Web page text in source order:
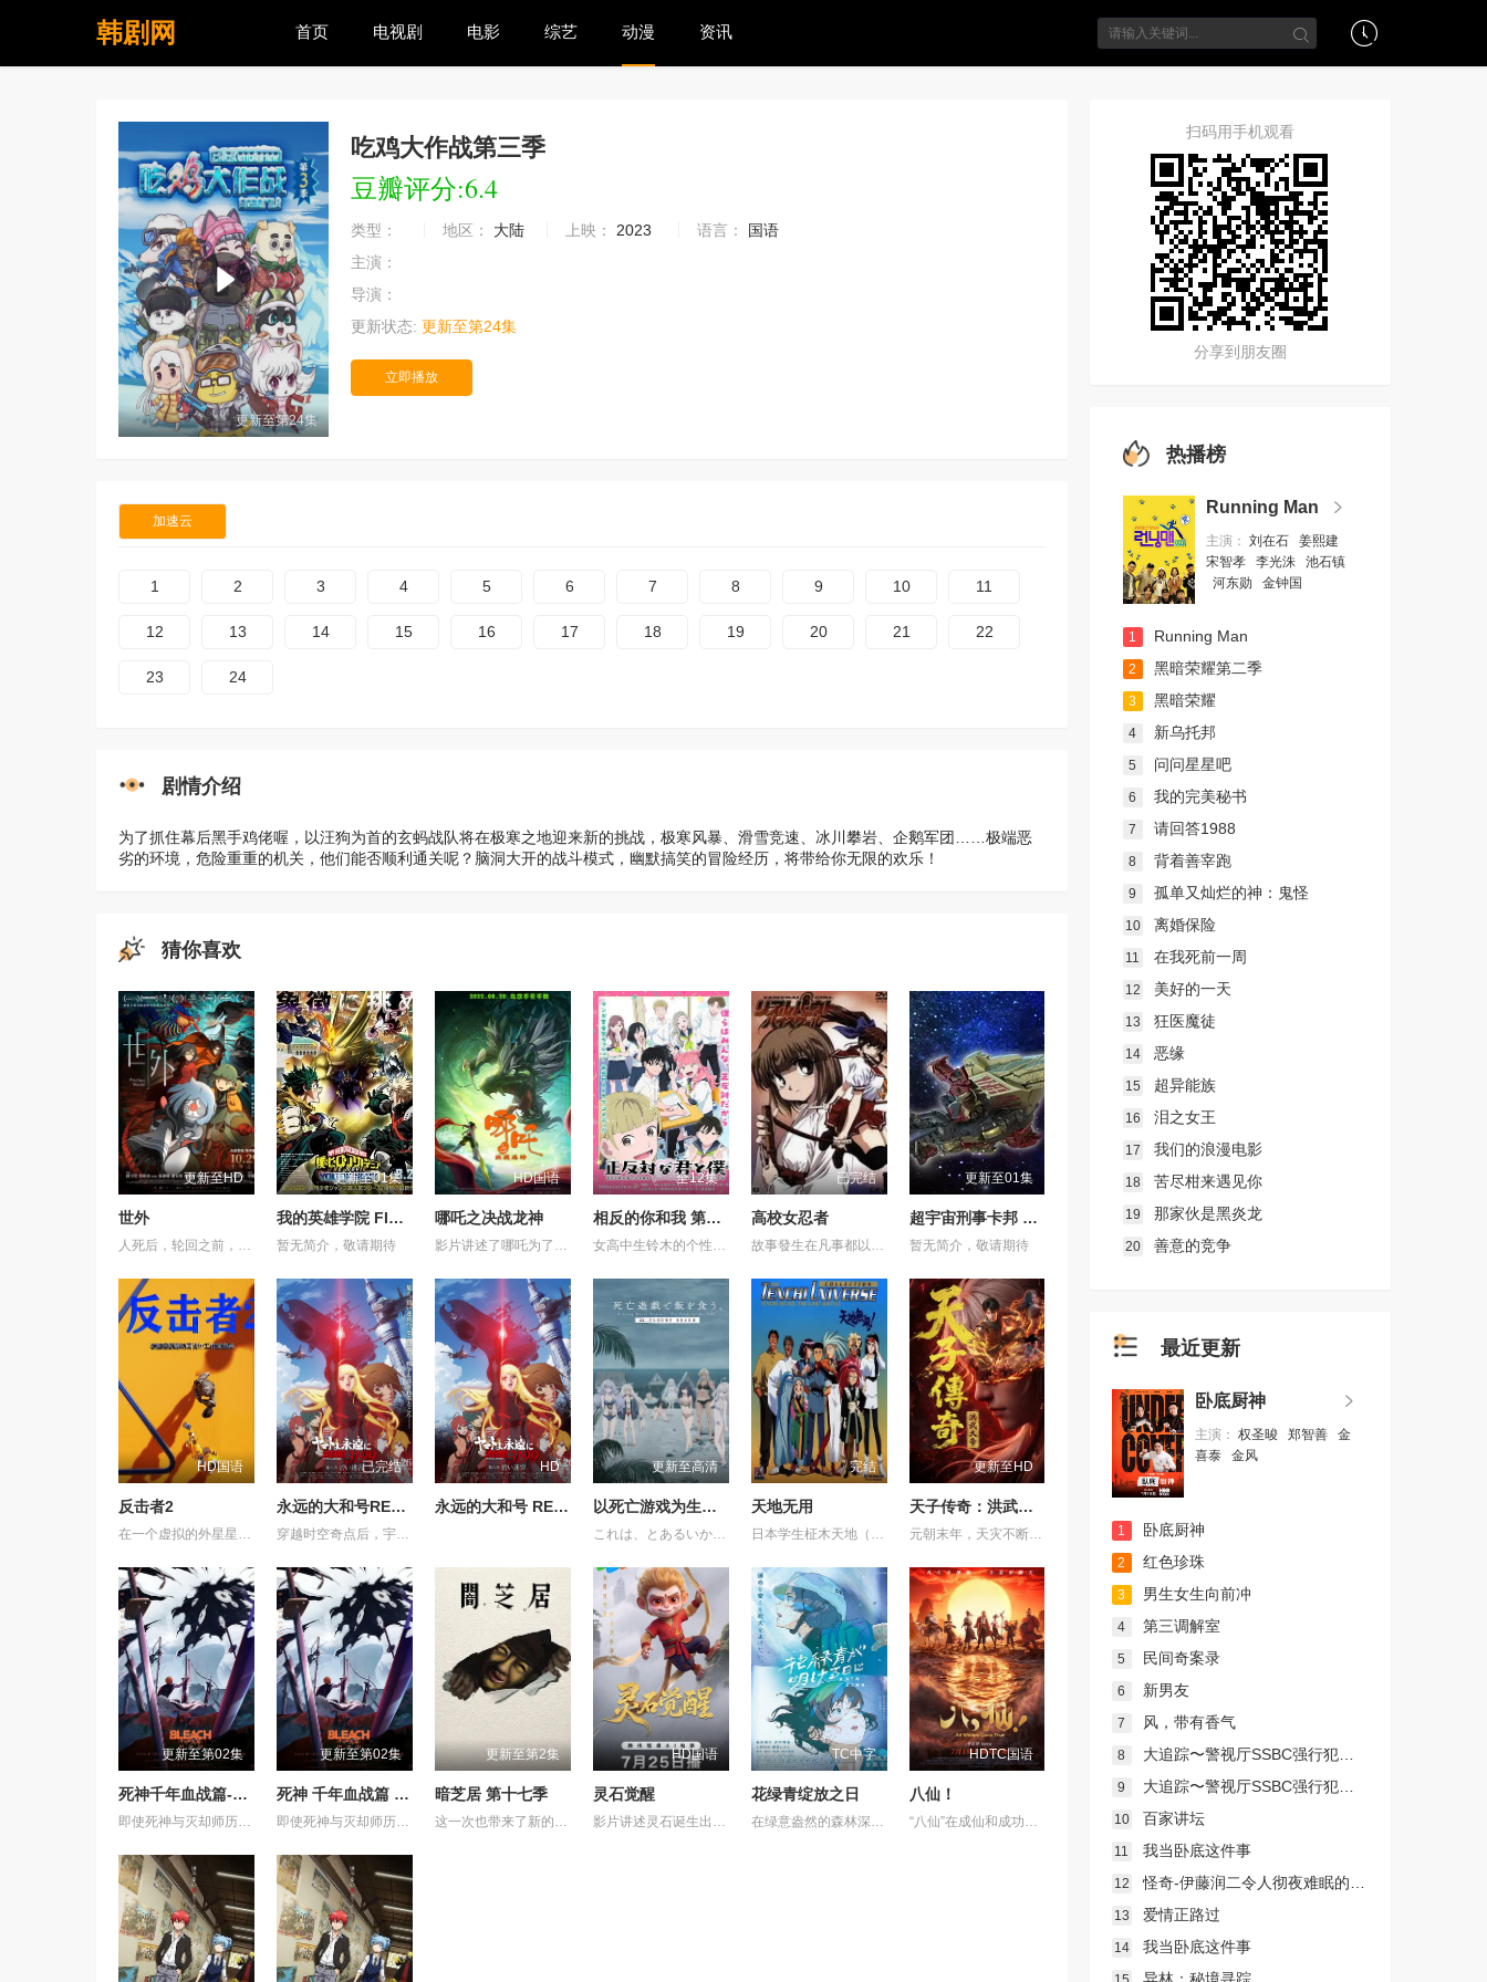
韩剧网 首页 电视剧 电影 综艺 动漫 资讯
更新至第24集
吃鸡大作战第三季
豆瓣评分:6.4
类型： 地区： 大陆 上映： 2023 语言：
国语
主演：
导演：
更新状态: 更新至第24集
立即播放
加速云
1 2 3 4 5 6 7 8 9 10 11
12 13 14 15 16 17 18 19 20 21 22
23 24
剧情介绍
为了抓住幕后黑手鸡佬喔，以汪狗为首的玄蚂战队将在极寒之地迎来新的挑战，极寒风暴、滑雪竞速、冰川攀岩、企鹅军团……极端恶
劣的环境，危险重重的机关，他们能否顺利通关呢？脑洞大开的战斗模式，幽默搞笑的冒险经历，将带给你无限的欢乐！
猜你喜欢
更新至HD
世外
人死后，轮回之前，亡魂会来到一处奇异之地——“世外”。灵守日复一日引领亡魂去投胎，直至一天，灵守小鬼遇上了不愿转世的小妹，让不懂人类情感的小鬼看到了不再一样的“世外”。 在带领小妹转世的路途上，小鬼揭示了她前世的遗憾，亦触发了难以逆转的诅咒——若小妹完全被忿恨支配，不论世外、人间，将与她一同灰飞烟灭…… 为了小妹，小鬼得到天女的允许，与武功高强的黑天踏上横跨千年的征途，纵然在路上危机四伏，他仍不惜多次舍身相救，只为了小妹能忘记过去的伤痛，并原谅自己，一身轻盈，走上轮回转世之路……
更新至01集
我的英雄学院 FINAL SEASON 特别篇
暂无简介，敬请期待
HD国语
哪吒之决战龙神
影片讲述了哪吒为了救出活祭的小孩，杀死龙三太子。因而惹怒了龙神，被龙神所伤，断掉一臂。最终在太乙真人的帮助下，塑莲藕手臂，提升“离火印”实力，最终击败龙神，拯救陈塘关，战胜邪恶的故事。 (电审动字[2021]第20号)
全12集
相反的你和我 第一季
女高中生铃木的个性开朗、交友甚广、擅长察言观色，是班上的中心人物之一，她喜欢的对象是坐在自己隔壁的男同学谷，而谷的个性与铃木恰恰相反，他内敛沉稳、有主见、待人一视同仁。铃木一直无法鼓起勇气告白，直到某日一个偶然机会，两人放学回家时走在同一条路上，并因此牵起了手。之后两人相互倾诉对彼此的好感，并开始交往，而同学们虽然感到讶异，但也都很支持两人的恋情。
已完结
高校女忍者
故事發生在凡事都以決鬥解決的大門高中。就讀大門高中的怪怪女生御劍涼子，是個熱愛武士道，劍術高超的時代劇迷，更是解決校內麻煩「K FIGHT」決鬥制度的冠軍！ 某天在御劍涼子面前突然出現了一個神秘巫女，涼子並因此被召喚進入異次元空間，和那裡的妖魔獸展開戰鬥！究竟現實世界與異次元空間有什麼關係？陸續登場的謎樣角色，又將為涼子帶來什麼遭遇呢？現在，戰鬥的鐘聲即將為御劍涼子響起！
更新至01集
超宇宙刑事卡邦 无限 外传
暂无简介，敬请期待
HD国语
反击者2
已完结
永远的大和号REBEL3199第六章碧蓝迷宫
穿越时空奇点后，宇宙战舰大和号抵达了一个全新的世界。这里并非未来，而是2026年的东京。远在加米拉斯战争爆发之前。一个未受行星核弹摧残的古老地球。如果大和号在这个时代驶向加米拉斯星球，未来或许会被改变。德萨里姆试图实现的“历史篡改”——土门龙介也面临着同样的诱惑。人类被德萨里姆改造的未来，以及战争本身的历史，或许都会消失。宇宙战舰大和号——以及他们自身——也将不复存在。然而，和平将会留存。一个阻止悲剧发生的绝望愿望。在莎夏猩红双眼的注视下，大和号化作一艘漆黑的战舰。在它留下的痕迹尽头，等待着它的是什么？
HD
永远的大和号 REBEL3199 第六章 碧蓝迷宫
更新至高清
以死亡游戏为生。44:CLOUDY BEACH
これは、とあるいかれた世界の話。 プレイヤーネーム 幽鬼 職業 殺人ゲームのプロフェッショナル。 プレイヤーの生存率が極端に減少するジンクス 三十の壁 を乗り越え、 幽鬼は歩き続ける。 死が隣り合わせのゲーム。続いて挑むは絶海の孤島。 そこに集められたのは8人のプレイヤー。幽鬼が見知った熟練者も、 中にはいた。 ゲーム クラウディビーチ 。 壁を越えた先には、壁を越えた人しかいない。 彼女は今日も、死亡遊戯で飯を食う。
完结
天地无用
更新至HD
天子传奇：洪武大帝
元朝末年，天灾不断，乱世动荡，汉人饱受异族压迫，天下苍生苦盼明主。上古神器天翔五灵突然现世，江湖传言 “得五灵者，得天下”。一时间，明教、白莲教等武林势力纷纷出动，争夺至宝。大元朝廷为稳固江山，派出精锐铁骑十三翼，一面残酷镇压反元义军，一面全力追查五灵下落。就在这风雨飘摇的乱世之中，一代新天子悄然崛起，一场席卷天下、改写王朝命运的夺鼎争霸，就此拉开序幕。
更新至第02集
死神千年血战篇-祸进谭-
即使死神与灭却师历经千年的血战尽头，毁灭的未来已隐约可见── 王族特务·零番队迎击企图侵入灵王宫的友哈巴赫。 然而，灭却师之王及其亲卫队击溃了零番队壮烈的卍解，最终踏入灵王大内里。 从兵主部一兵卫手中接过守护灵王重任的黑崎一护等人， 却因友哈巴赫的诡计，使一护挥剑斩向了灵王。 灵王之死──意味着三界的崩溃。 各界出现&quot;扭曲&quot;，毁灭的预兆开始笼罩世界。 护廷十三队与残存的灭却师联手，向灵王宫进发。 但灵王宫已落入&quot;看不见的帝国&quot;之手，化身为&quot;真世界城&quot;。 亲卫队在那座仿佛嘲笑着死神们、耸立于天空的城中严阵以待。 护廷十三队与亲卫队在&quot;真世界城&quot;各处展开激战。 一护理解了雨龙的真正心意，作为互相信赖的同伴，再次坚定了守护世界的决心。 已成为超越&quot;全知全能&quot;存在的友哈巴赫。 赌上三界存亡的壮烈战斗，正迈向终局。 在混沌之祸前方等待的，是绝望还是希望──
更新至第02集
死神 千年血战篇 -祸进谭-
即使死神与灭却师历经千年的血战尽头，毁灭的未来已隐约可见── 王族特务·零番队迎击企图侵入灵王宫的友哈巴赫。 然而，灭却师之王及其亲卫队击溃了零番队壮烈的卍解，最终踏入灵王大内里。 从兵主部一兵卫手中接过守护灵王重任的黑崎一护等人， 却因友哈巴赫的诡计，使一护挥剑斩向了灵王。 灵王之死──意味着三界的崩溃。 各界出现"扭曲"，毁灭的预兆开始笼罩世界。 护廷十三队与残存的灭却师联手，向灵王宫进发。 但灵王宫已落入"看不见的帝国"之手，化身为"真世界城"。 亲卫队在那座仿佛嘲笑着死神们、耸立于天空的城中严阵以待。 护廷十三队与亲卫队在"真世界城"各处展开激战。 一护理解了雨龙的真正心意，作为互相信赖的同伴，再次坚定了守护世界的决心。 已成为超越"全知全能"存在的友哈巴赫。 赌上三界存亡的壮烈战斗，正迈向终局。 在混沌之祸前方等待的，是绝望还是希望──
更新至第2集
暗芝居 第十七季
这一次也带来了新的主题与新的恐怖演出，充满了令人脊背发凉的故事。负责演唱片尾主题曲的二人歌谣组合“风轮”也会以声优的身份参加，成为本季的一大亮点。 又出现在孩子们面前的令人毛骨悚然的纸芝居艺人大叔，这次带来的令人身心冻结的恐怖纸芝居，主题是“决”。描绘着与“决”相关的奇妙都市传说，以及遭遇了谁都没有见过的怪奇现象的人们的身姿的壮烈故事被编织了出来。
HD国语
灵石觉醒
影片讲述灵石诞生出的石灵儿，被石矶娘娘收养。哪吒误伤石矶徒弟，太乙真人偏袒哪吒，锁住石矶。石灵儿为救母学艺，却卷入太白金星的阴谋。最终石灵儿自我觉醒，和族人同心协力打破天罗地网，拯救族人的英雄之旅。
TC中字
花绿青绽放之日
在绿意盎然的森林深处，有一家名为“带刀烟火店”的烟花工厂，因小镇重新开发，该工厂被迫面临拆迁，带刀敬太郎已经在这里坚持了四年，代替失踪的父亲，专注于制作被称为“幻之烟花”的＜守破离＞，希望将其完成。另一边，住在东京的青梅竹马薰，因过去发生的一起事件离开了家乡，然而在拆迁最后期限的前一天，薰拜访了带刀家，两人再次相遇，并制定了一项令人震惊的计划以揭开失落烟花的秘密，而这一切的关键，竟是那美丽的蓝色颜料“花绿青”。
HDTC国语
八仙！
“八仙”在成仙和成功之间选择了“成团”，在搞钱和搞事业之间选择了“搞事情”？！吕洞宾、钟离权带队，集结何仙姑、铁拐李、韩湘子、曹国舅、蓝采和与张果老，八个身份各异的凡人因不同机缘稀里糊涂凑在了蓬莱仙境，有人临时起意有人开团秒跟，开起道观过足了“神仙”瘾！面对蓬莱百姓主打一个“有求必应”，草台班子的外壳下却暗藏着“瞒天过海”的胆识。怎料一个惊天阴谋正悄咪咪朝他们砸过来，这场啼笑皆非的奇幻之旅，最终会走向何处呢？ 影片以家喻户晓的传统民间故事“八仙过海”为灵感进行创作。
扫码用手机观看
分享到朋友圈
热播榜
Running Man
主演： 刘在石
姜熙建
宋智孝
李光洙
池石镇
河东勋
金钟国
1 Running Man
2 黑暗荣耀第二季
3 黑暗荣耀
4 新乌托邦
5 问问星星吧
6 我的完美秘书
7 请回答1988
8 背着善宰跑
9 孤单又灿烂的神：鬼怪
10 离婚保险
11 在我死前一周
12 美好的一天
13 狂医魔徒
14 恶缘
15 超异能族
16 泪之女王
17 我们的浪漫电影
18 苦尽柑来遇见你
19 那家伙是黑炎龙
20 善意的竞争
最近更新
卧底厨神
主演： 权圣晙 郑智善
金
喜泰
金风
1 卧底厨神
2 红色珍珠
3 男生女生向前冲
4 第三调解室
5 民间奇案录
6 新男友
7 风，带有香气
8 大追踪〜警视厅SSBC强行犯系〜 第二季
9 大追踪〜警视厅SSBC强行犯系〜第二季
10 百家讲坛
11 我当卧底这件事
12 怪奇-伊藤润二令人彻夜难眠的奇异故事－
13 爱情正路过
14 我当卧底这件事